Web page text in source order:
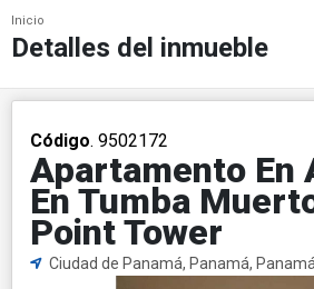
Inicio
Detalles del inmueble
Código. 9502172
Apartamento En
En Tumba
Point Tower
Ciudad de Panamá, Panamá, Panamá